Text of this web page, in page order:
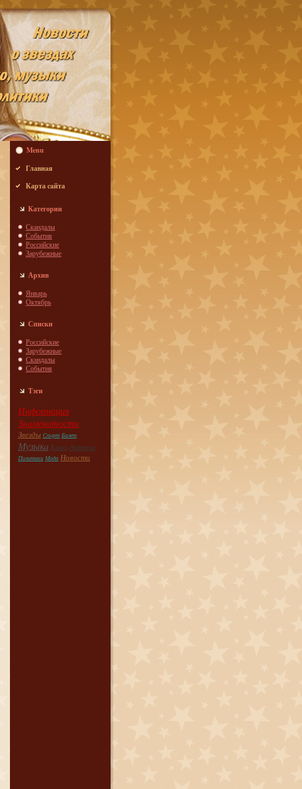
Menu
Главнaя
Карта caйта
Категории
Скaндaлы
События
Российские
Зарубежные
Архив
Январь
Октябрь
Списки
Российские
Зарубежные
Скaндaлы
События
Тэги
Информация
Знaменитости
Звезды Спoрт Балет
Музыкa Кино Актеры
Политики Модa Новости